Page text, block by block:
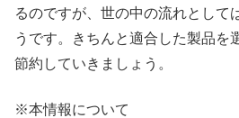
るのですが、世の中の流れとして
うです。きちんと適合した製品を
節約していきましょう。
※本情報について